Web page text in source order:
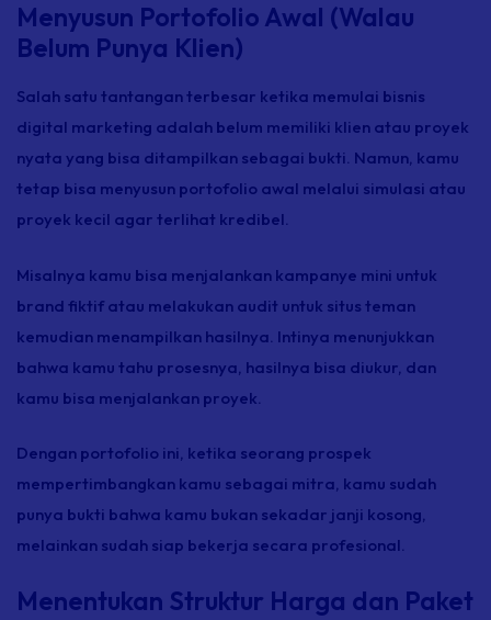
Menyusun Portofolio Awal (Walau
Belum Punya Klien)
Salah satu tantangan terbesar ketika memulai bisnis
digital marketing adalah belum memiliki klien atau proyek
nyata yang bisa ditampilkan sebagai bukti. Namun, kamu
tetap bisa menyusun portofolio awal melalui simulasi atau
proyek kecil agar terlihat kredibel.
Misalnya kamu bisa menjalankan kampanye mini untuk
brand fiktif atau melakukan audit untuk situs teman
kemudian menampilkan hasilnya. Intinya menunjukkan
bahwa kamu tahu prosesnya, hasilnya bisa diukur, dan
kamu bisa menjalankan proyek.
Dengan portofolio ini, ketika seorang prospek
mempertimbangkan kamu sebagai mitra, kamu sudah
punya bukti bahwa kamu bukan sekadar janji kosong,
melainkan sudah siap bekerja secara profesional.
Menentukan Struktur Harga dan Paket